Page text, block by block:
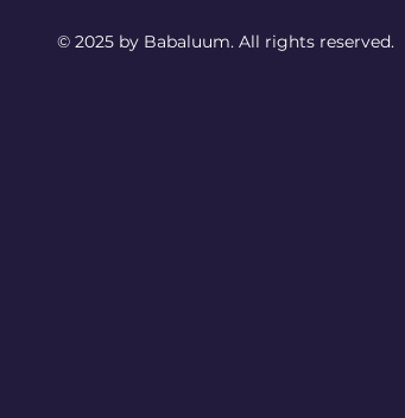
© 2025 by Babaluum. All rights reserved.